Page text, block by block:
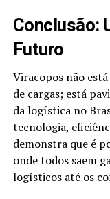
Conclusão:
Futuro
Viracopos não
de cargas; está
da logística no
tecnologia,
demonstra que é
onde todos saem
logísticos até os